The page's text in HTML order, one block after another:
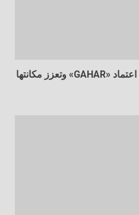
مستشفى مصر للطيران تجدد اعتماد «GAHAR» وتعزز مكانتها